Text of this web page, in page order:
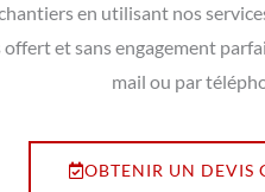
en utilisant nos
et sans engagement
mail ou par
OBTENIR UN DEVIS